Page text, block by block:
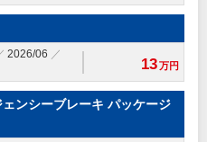
2026/06
13万円
ンシーブレーキ パッケージ